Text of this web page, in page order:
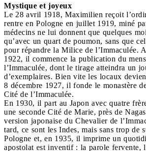
Mystique et joyeux
Le 28 avril 1918, Maximilien reçoit
rentre en Pologne en juillet 1919, miné
médecins ne lui donnent que quelques
qu’avec un quart de poumon, sans que
pour répandre la Milice de l’Immaculée.
1922, il commence la publication du
l’Immaculée, dont le tirage atteindra un
d’exemplaires. Bien vite les locaux
8 décembre 1927, il fonde le monastère
Cité de l’Immaculée.
En 1930, il part au Japon avec quatre
une seconde Cité de Marie, près de
version japonaise du Chevalier de
tard, ce sont les Indes, mais sans trop de
Pologne et, en 1935, il imprime un
apostolat est inventif : la parole fervente,